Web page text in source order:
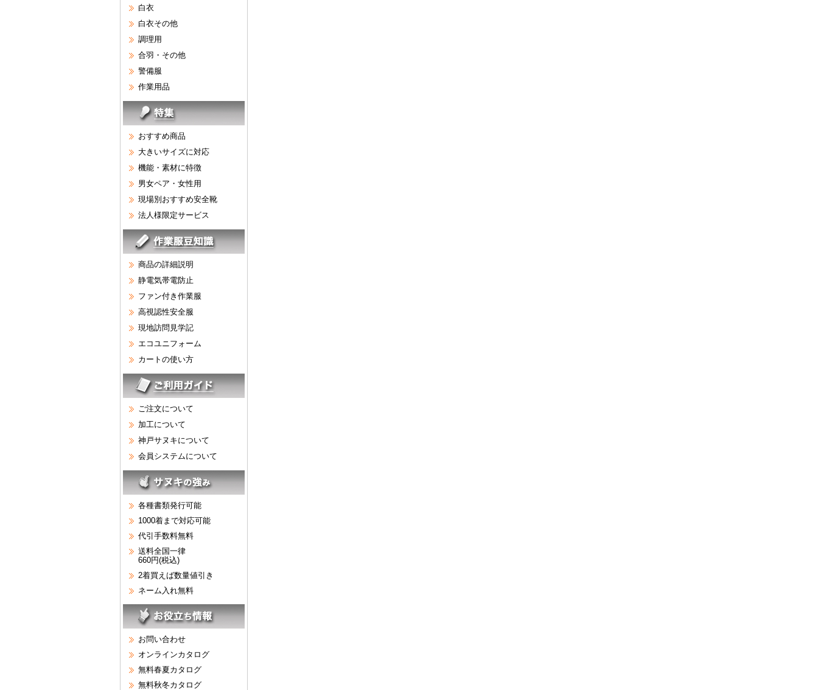
白衣
白衣その他
調理用
合羽・その他
警備服
作業用品
おすすめ商品
大きいサイズに対応
機能・素材に特徴
男女ペア・女性用
現場別おすすめ安全靴
法人様限定サービス
商品の詳細説明
静電気帯電防止
ファン付き作業服
高視認性安全服
現地訪問見学記
エコユニフォーム
カートの使い方
ご注文について
加工について
神戸サヌキについて
会員システムについて
各種書類発行可能
1000着まで対応可能
代引手数料無料
送料全国一律
660円(税込)
2着買えば数量値引き
ネーム入れ無料
お問い合わせ
オンラインカタログ
無料春夏カタログ
無料秋冬カタログ